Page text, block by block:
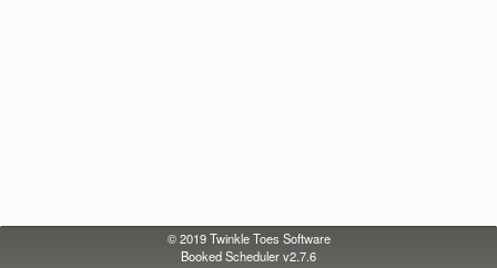
© 2019Twinkle Toes Software
Booked Scheduler v2.7.6